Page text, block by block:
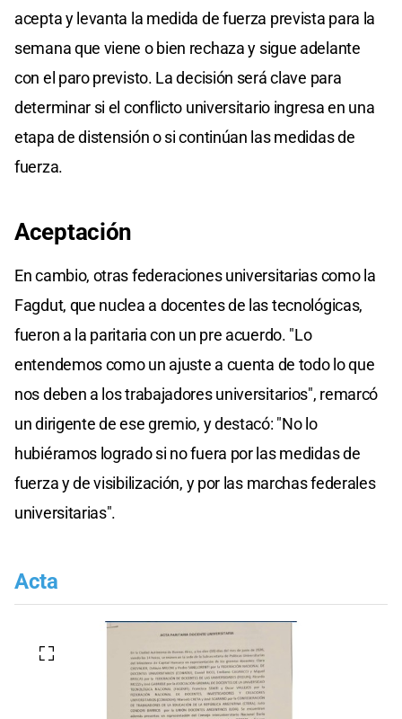
acepta y levanta la medida de fuerza prevista para la
semana que viene o bien rechaza y sigue adelante
con el paro previsto. La decisión será clave para
determinar si el conflicto universitario ingresa en una
etapa de distensión o si continúan las medidas de
fuerza.
Aceptación
En cambio, otras federaciones universitarias como la
Fagdut, que nuclea a docentes de las tecnológicas,
fueron a la paritaria con un pre acuerdo. "Lo
entendemos como un ajuste a cuenta de todo lo que
nos deben a los trabajadores universitarios", remarcó
un dirigente de ese gremio, y destacó: "No lo
hubiéramos logrado si no fuera por las medidas de
fuerza y de visibilización, y por las marchas federales
universitarias".
Acta